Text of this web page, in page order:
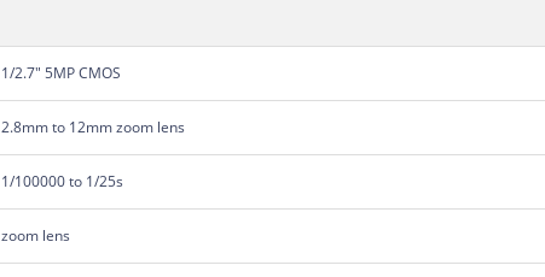
1/2.7" 5MP CMOS
2.8mm to 12mm zoom lens
1/100000 to 1/25s
zoom lens